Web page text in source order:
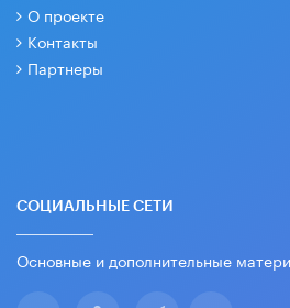
О проекте
Контакты
Партнеры
СОЦИАЛЬНЫЕ СЕТИ
Основные и дополнительные